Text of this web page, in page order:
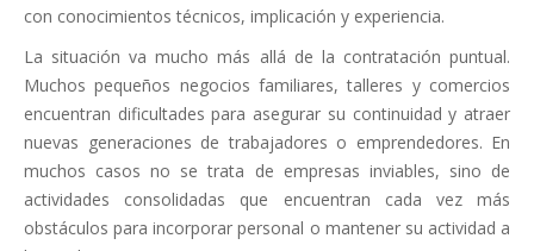
con conocimientos técnicos, implicación y experiencia.
La situación va mucho más allá de la contratación puntual.
Muchos pequeños negocios familiares, talleres y comercios
encuentran dificultades para asegurar su continuidad y atraer
nuevas generaciones de trabajadores o emprendedores. En
muchos casos no se trata de empresas inviables, sino de
actividades consolidadas que encuentran cada vez más
obstáculos para incorporar personal o mantener su actividad a